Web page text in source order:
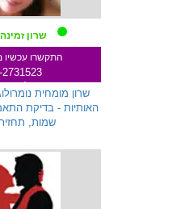
שרון
התקשרו עכשיו
2731523
שלוחה 233
שרון מומחית
האותיות - בדיקת
שמות,